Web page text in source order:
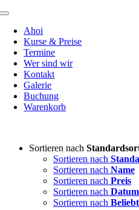
Zum
springen
Toggle
Navigation
Ahoi
Kurse & Preise
Termine
Wer sind wir
Kontakt
Galerie
Buchung
Warenkorb
Sortieren nach
Sortieren nach
Sortieren nach Name
Sortieren nach Preis
Sortieren nach Datum
Sortieren nach